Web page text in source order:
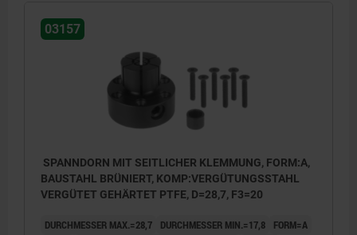
03157
SPANNDORN MIT SEITLICHER KLEMMUNG, FORM:A,
BAUSTAHL BRÜNIERT, KOMP:VERGÜTUNGSSTAHL
VERGÜTET GEHÄRTET PTFE, D=28,7, F3=20
DURCHMESSER MAX.=28,7 DURCHMESSER MIN.=17,8
FORM=A